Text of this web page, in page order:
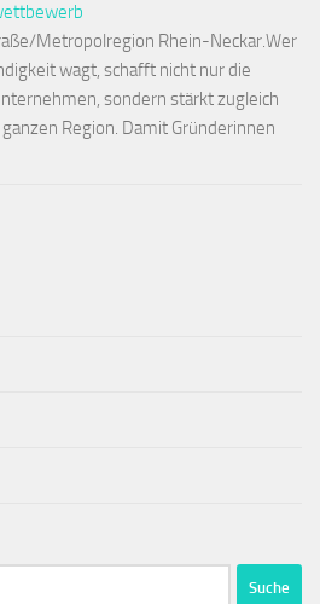
Metropolregion Rhein-Neckar.Wer
wagt, schafft nicht nur die
sondern stärkt zugleich
Region. Damit Gründerinnen